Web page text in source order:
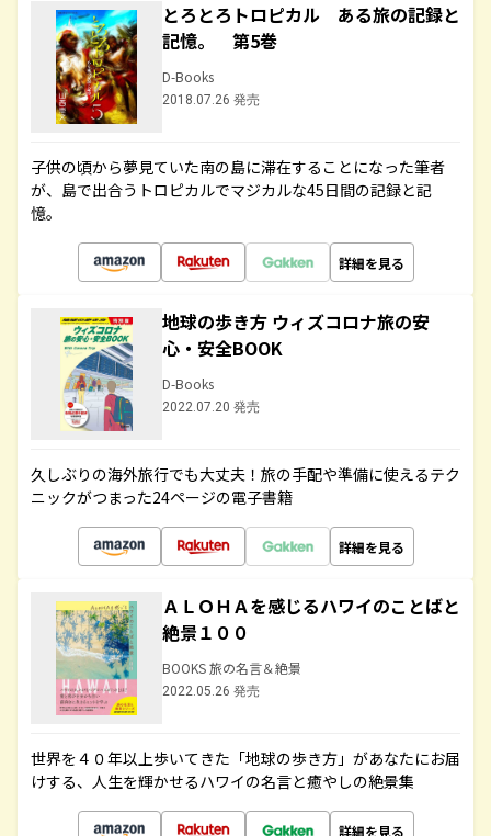
とろとろトロピカル ある旅の記録と
記憶。 第5巻
D-Books
2018.07.26 発売
子供の頃から夢見ていた南の島に滞在することになった筆者
が、島で出合うトロピカルでマジカルな45日間の記録と記
憶。
詳細を見る
地球の歩き方 ウィズコロナ旅の安
心・安全BOOK
D-Books
2022.07.20 発売
久しぶりの海外旅行でも大丈夫！旅の手配や準備に使えるテク
ニックがつまった24ページの電子書籍
詳細を見る
ＡＬＯＨＡを感じるハワイのことばと
絶景１００
BOOKS 旅の名言＆絶景
2022.05.26 発売
世界を４０年以上歩いてきた「地球の歩き方」があなたにお届
けする、人生を輝かせるハワイの名言と癒やしの絶景集
詳細を見る